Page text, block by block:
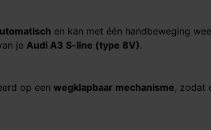
en kan met één handbeweging
je Audi A3 S-line (type 8V)​​​​​​​.
op een wegklapbaar mechanisme, zodat